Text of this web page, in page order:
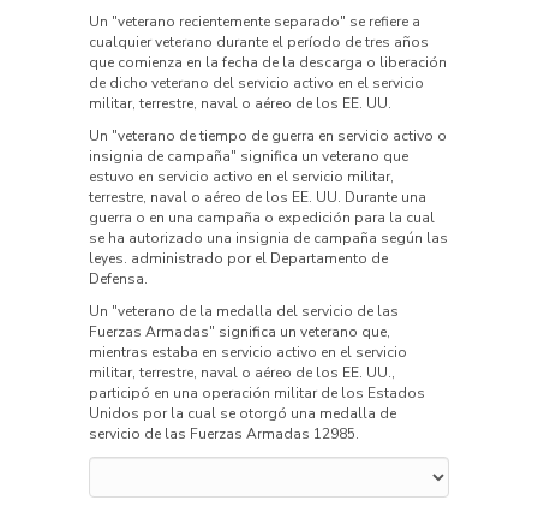
Un "veterano recientemente separado" se refiere a
cualquier veterano durante el período de tres años
que comienza en la fecha de la descarga o liberación
de dicho veterano del servicio activo en el servicio
militar, terrestre, naval o aéreo de los EE. UU.
Un "veterano de tiempo de guerra en servicio activo o
insignia de campaña" significa un veterano que
estuvo en servicio activo en el servicio militar,
terrestre, naval o aéreo de los EE. UU. Durante una
guerra o en una campaña o expedición para la cual
se ha autorizado una insignia de campaña según las
leyes. administrado por el Departamento de
Defensa.
Un "veterano de la medalla del servicio de las
Fuerzas Armadas" significa un veterano que,
mientras estaba en servicio activo en el servicio
militar, terrestre, naval o aéreo de los EE. UU.,
participó en una operación militar de los Estados
Unidos por la cual se otorgó una medalla de
servicio de las Fuerzas Armadas 12985.